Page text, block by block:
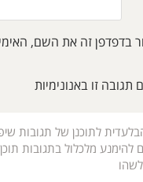
בדפדפן זה את השם,
תגובה זו באנונימיות
לתוכנן של תגובות
להימנע מלכלול בתגובות